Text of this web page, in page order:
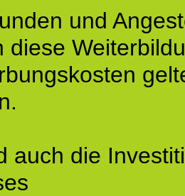
und
diese
auch die